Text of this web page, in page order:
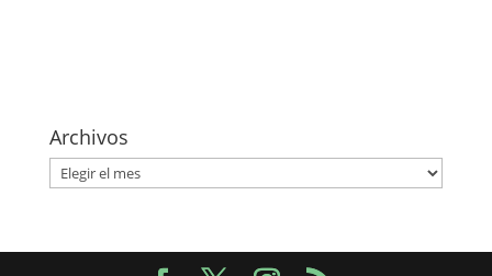
Archivos
Archivos